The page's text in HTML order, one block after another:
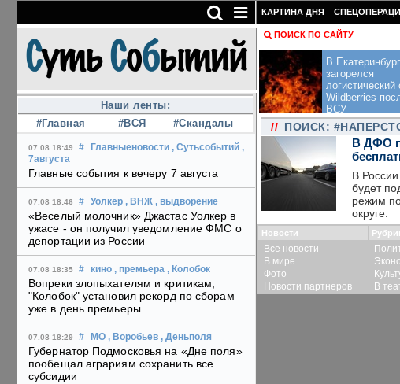
Наши ленты:
#Главная
#ВСЯ #Скандалы
07.08 18:49 # Главныеновости , Сутьсобытий ,
7августа
Главные события к вечеру 7 августа
07.08 18:46 # Уолкер , ВНЖ , выдворение
«Веселый молочник» Джастас Уолкер в
ужасе - он получил уведомление ФМС о
депортации из России
07.08 18:35 # кино , премьера , Колобок
Вопреки злопыхателям и критикам,
"Колобок" установил рекорд по сборам
уже в день премьеры
07.08 18:29 # МО , Воробьев , Деньполя
Губернатор Подмосковья на «Дне поля»
пообещал аграриям сохранить все
субсидии
КАРТИНА ДНЯ
ПОИСК ПО САЙТУ
В
загорелся
логистический
Wildberries
ВСУ
// ПОИСК:
В ДФО
В
будет
режим
округе.
Новости
Все новости
В мире
Фото
Новости партнеров
В